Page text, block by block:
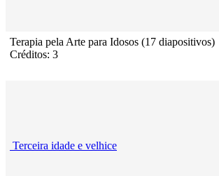
Terapia pela Arte para Idosos (17 diapositivos)
Créditos: 3
Terceira idade e velhice